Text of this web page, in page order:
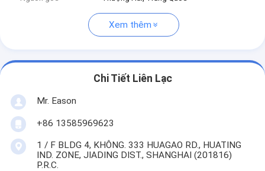
Xem thêm
Chi Tiết Liên Lạc
Mr. Eason
+86 13585969623
1 / F BLDG 4, KHÔNG. 333 HUAGAO RD., HUATING
IND. ZONE, JIADING DIST., SHANGHAI (201816)
P.R.C.